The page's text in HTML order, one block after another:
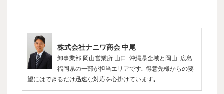
株式会社ナニワ商会 中尾
卸事業部 岡山営業所 山口･沖縄県全域と岡山･広島･
福岡県の一部が担当エリアです｡ 得意先様からの要
望にはできるだけ迅速な対応を心掛けています｡